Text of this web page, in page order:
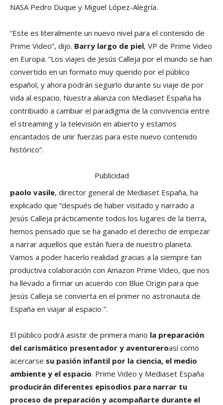
NASA Pedro Duque y Miguel López-Alegría.
“Este es literalmente un nuevo nivel para el contenido de
Prime Video”, dijo. Barry largo de piel, VP de Prime Video
en Europa. “Los viajes de Jesús Calleja por el mundo se han
convertido en un formato muy querido por el público
español, y ahora podrán seguirlo durante su viaje de por
vida al espacio. Nuestra alianza con Mediaset España ha
contribuido a cambiar el paradigma de la convivencia entre
el streaming y la televisión en abierto y estamos
encantados de unir fuerzas para este nuevo contenido
histórico”.
Publicidad
paolo vasile, director general de Mediaset España, ha
explicado que “después de haber visitado y narrado a
Jesús Calleja prácticamente todos los lugares de la tierra,
hemos pensado que se ha ganado el derecho de empezar
a narrar aquellos que están fuera de nuestro planeta.
Vamos a poder hacerlo realidad gracias a la siempre tan
productiva colaboración con Amazon Prime Video, que nos
ha llevado a firmar un acuerdo con Blue Origin para que
Jesús Calleja se convierta en el primer no astronauta de
España en viajar al espacio ”.
El público podrá asistir de primera mano la preparación
del carismático presentador y aventureroasí como
acercarse su pasión infantil por la ciencia, el medio
ambiente y el espacio. Prime Video y Mediaset España
producirán diferentes episodios para narrar tu
proceso de preparación y acompañarte durante el